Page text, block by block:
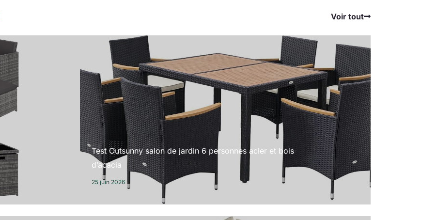
Voir tout
Test Outsunny salon de jardin 6 personnes acier et bois
d’acacia
25 juin 2026